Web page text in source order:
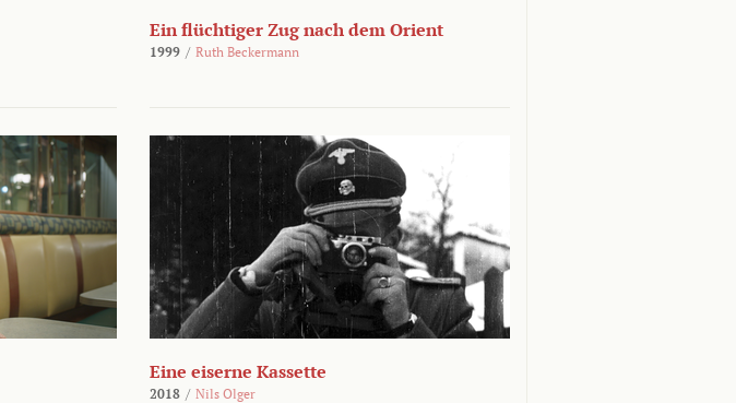
Ein flüchtiger Zug nach dem Orient
1999 / Ruth Beckermann
Eine eiserne Kassette
2018 / Nils Olger